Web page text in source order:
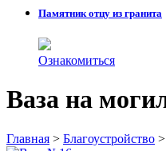
Памятник отцу из гранита
Ознакомиться
Ваза на
Главная > Благоустройство >